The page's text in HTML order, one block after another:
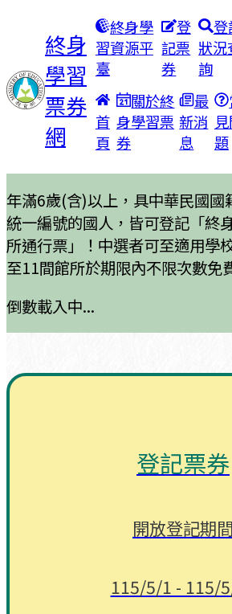
終身
學習
票券
網
終身學
習資源平
臺
登
記票
券
登
狀況
詢
首
頁
關於終
身學習票
券
最
新消
息
題
年滿6歲(含)以上，具中華民國國
統一編號的國人，皆可登記「終
所通行票」！中選者可至適用學
至11間館所於期限內不限次數免
倒數載入中...
登記票券
開放登記期間
115/5/1 - 115/